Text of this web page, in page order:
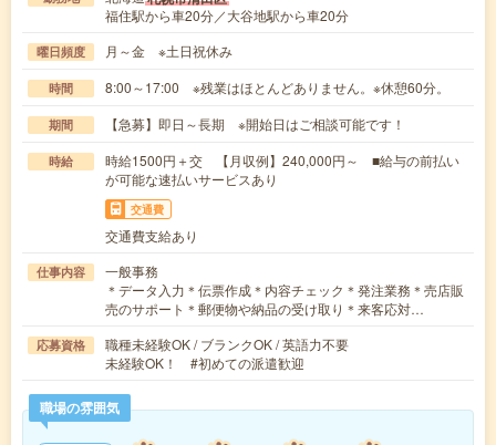
福住駅から車20分／大谷地駅から車20分
曜日頻度 月～金 ※土日祝休み
時間 8:00～17:00 ※残業はほとんどありません。※休憩60分。
期間 【急募】即日～長期 ※開始日はご相談可能です！
時給
時給1500円＋交 【月収例】240,000円～ ■給与の前払い
が可能な速払いサービスあり
交通費
交通費支給あり
仕事内容
一般事務
＊データ入力＊伝票作成＊内容チェック＊発注業務＊売店販
売のサポート＊郵便物や納品の受け取り＊来客応対…
応募資格
職種未経験OK / ブランクOK / 英語力不要
未経験OK！ #初めての派遣歓迎
職場の雰囲気